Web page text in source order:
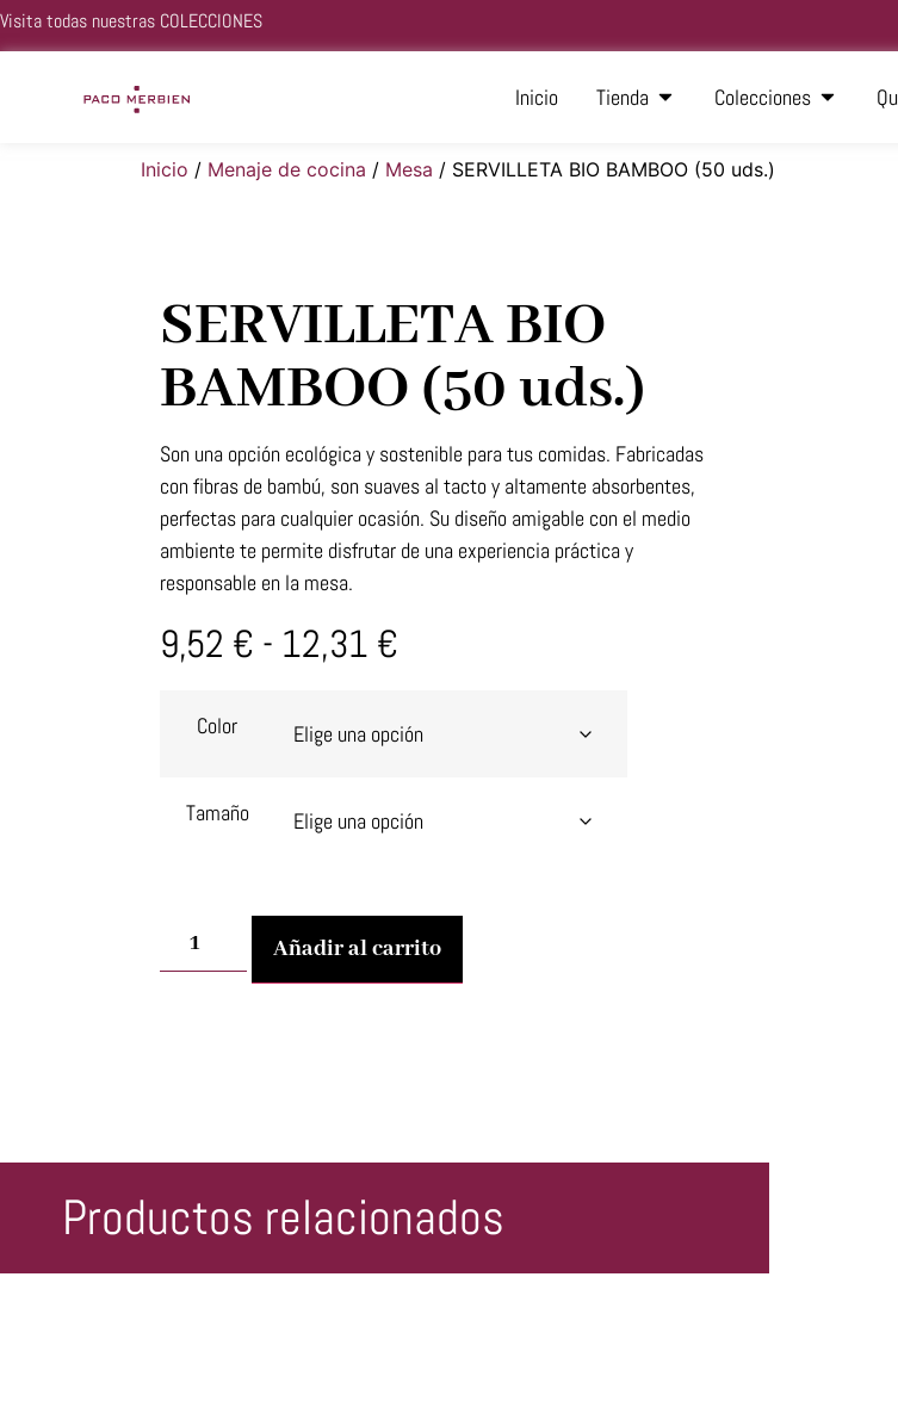
Visita todas nuestras COLECCIONES
Inicio Tienda Colecciones
Inicio / Menaje de cocina / Mesa / SERVILLETA BIO BAMBOO (50 uds.)
SERVILLETA BIO
BAMBOO (50 uds.)
Son una opción ecológica y sostenible para tus comidas. Fabricadas
con fibras de bambú, son suaves al tacto y altamente absorbentes,
perfectas para cualquier ocasión. Su diseño amigable con el medio
ambiente te permite disfrutar de una experiencia práctica y
responsable en la mesa.
9,52 € - 12,31 €
Color
Tamaño
Añadir al carrito
Productos relacionados